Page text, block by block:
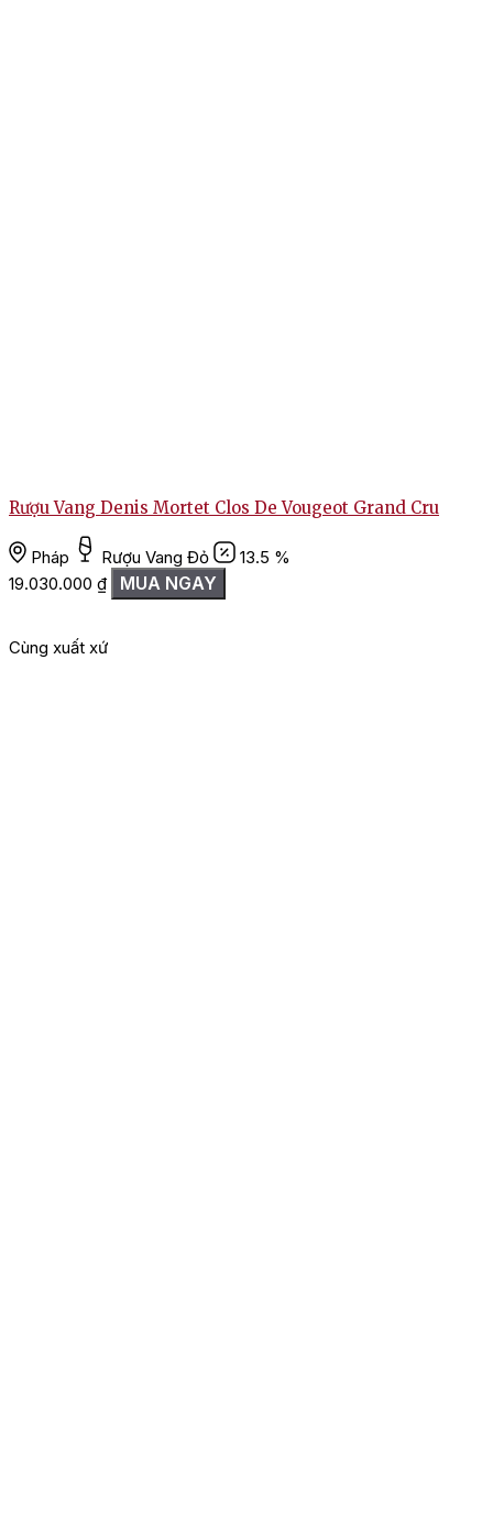
Rượu Vang Denis Mortet Clos De Vougeot Grand Cru
Pháp Rượu Vang Đỏ
13.5 %
19.030.000 ₫ MUA NGAY
Cùng xuất xứ